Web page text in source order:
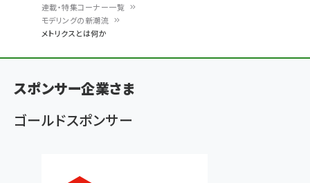
く
ず
連載・特集コーナー一覧
モデリングの新潮流
メトリクスとは何か
スポンサー企業さま
ゴールドスポンサー